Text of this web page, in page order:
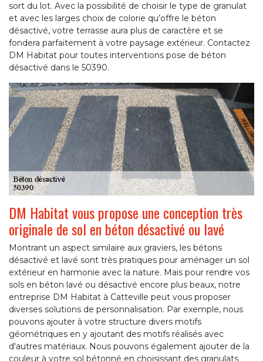
sort du lot. Avec la possibilité de choisir le type de granulat
et avec les larges choix de colorie qu’offre le béton
désactivé, votre terrasse aura plus de caractère et se
fondera parfaitement à votre paysage extérieur. Contactez
DM Habitat pour toutes interventions pose de béton
désactivé dans le 50390.
DM Habitat vous propose une conception très
originale de sol en béton désactivé ou lavé
Montrant un aspect similaire aux graviers, les bétons
désactivé et lavé sont très pratiques pour aménager un sol
extérieur en harmonie avec la nature. Mais pour rendre vos
sols en béton lavé ou désactivé encore plus beaux, notre
entreprise DM Habitat à Catteville peut vous proposer
diverses solutions de personnalisation. Par exemple, nous
pouvons ajouter à votre structure divers motifs
géométriques en y ajoutant des motifs réalisés avec
d'autres matériaux. Nous pouvons également ajouter de la
couleur à votre sol bétonné en choisissant des granulats